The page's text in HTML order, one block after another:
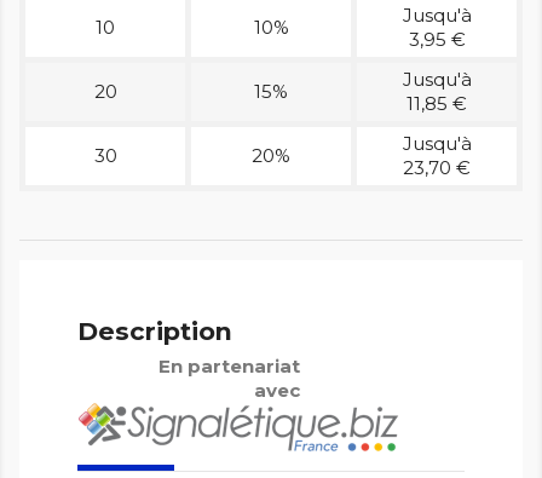
10 10%
Jusqu'à
3,95 €
20 15%
Jusqu'à
11,85 €
30 20%
Jusqu'à
23,70 €
Description
En partenariat
avec